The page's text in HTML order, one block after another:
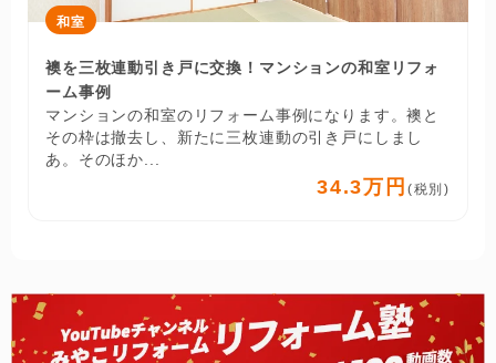
和室
襖を三枚連動引き戸に交換！マンションの和室リフォ
ーム事例
マンションの和室のリフォーム事例になります。襖と
その枠は撤去し、新たに三枚連動の引き戸にしまし
あ。そのほか...
34.3万円 (税別)